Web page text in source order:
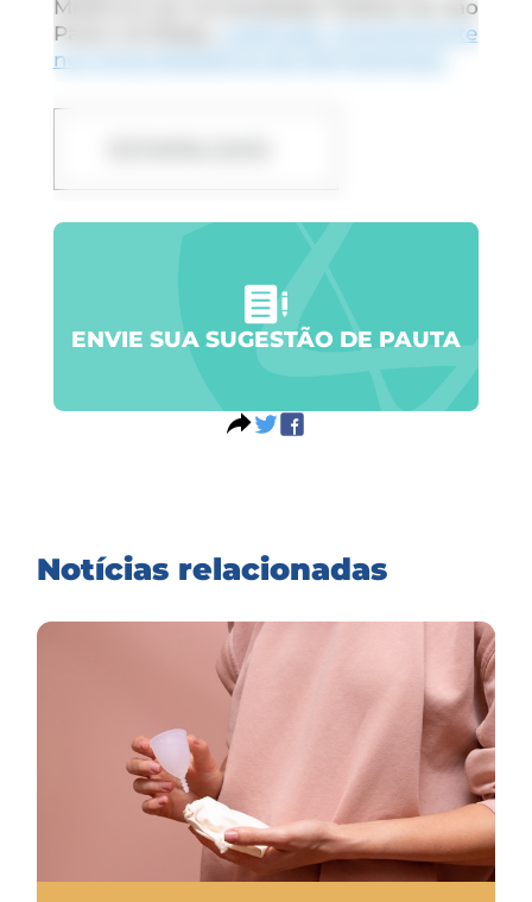
Medicina da Universidade Federal de São
Paulo (Unifesp),
publicado recentemente
nos
ENVIE SUA SUGESTÃO DE PAUTA
Notícias relacionadas